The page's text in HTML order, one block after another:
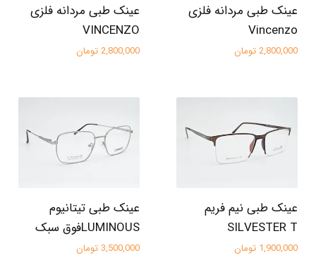
عینک طبی مردانه فلزی
Vincenzo
2,800,000 تومان
عینک طبی مردانه فلزی
VINCENZO
2,800,000 تومان
عینک طبی نیم فریم
SILVESTER T
1,900,000 تومان
عینک طبی تیتانیوم
LUMINOUSفوق سبک
3,500,000 تومان